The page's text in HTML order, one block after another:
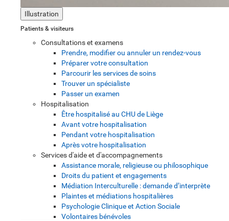
Illustration
Patients & visiteurs
Consultations et examens
Prendre, modifier ou annuler un rendez-vous
Préparer votre consultation
Parcourir les services de soins
Trouver un spécialiste
Passer un examen
Hospitalisation
Être hospitalisé au CHU de Liège
Avant votre hospitalisation
Pendant votre hospitalisation
Après votre hospitalisation
Services d'aide et d'accompagnements
Assistance morale, religieuse ou philosophique
Droits du patient et engagements
Médiation Interculturelle : demande d’interprète
Plaintes et médiations hospitalières
Psychologie Clinique et Action Sociale
Volontaires bénévoles